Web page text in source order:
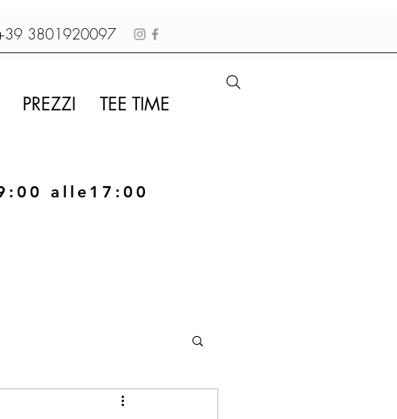
3801920097
PREZZI TEE TIME
alle17:00